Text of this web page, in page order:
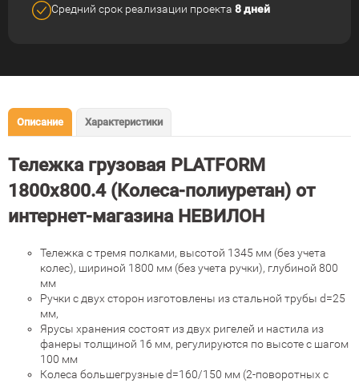
Средний срок реализации проекта 8 дней
Описание Характеристики
Тележка грузовая PLATFORM
1800х800.4 (Колеса-полиуретан) от
интернет-магазина НЕВИЛОН
Тележка с тремя полками, высотой 1345 мм (без учета
колес), шириной 1800 мм (без учета ручки), глубиной 800
мм
Ручки с двух сторон изготовлены из стальной трубы d=25
мм,
Ярусы хранения состоят из двух ригелей и настила из
фанеры толщиной 16 мм, регулируются по высоте с шагом
100 мм
Колеса большегрузные d=160/150 мм (2-поворотных с